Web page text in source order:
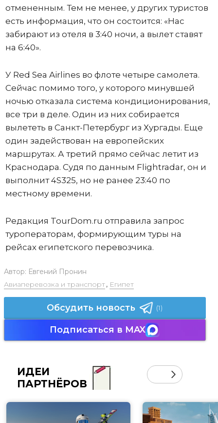
отмененным. Тем не менее, у других туристов
есть информация, что он состоится: «Нас
забирают из отеля в 3:40 ночи, а вылет ставят
на 6:40».
У Red Sea Airlines во флоте четыре самолета.
Сейчас помимо того, у которого минувшей
ночью отказала система кондиционирования,
все три в деле. Один из них собирается
вылететь в Санкт-Петербург из Хургады. Еще
один задействован на европейских
маршрутах. А третий прямо сейчас летит из
Краснодара. Судя по данным Flightradar, он и
выполнит 4S325, но не ранее 23:40 по
местному времени.
Редакция TourDom.ru отправила запрос
туроператорам, формирующим туры на
рейсах египетского перевозчика.
Автор: Евгений Пронин
Авиаперевозка и транспорт, Египет
Обсудить новость (1)
Подписаться в MAX
ИДЕИ
ПАРТНЁРОВ